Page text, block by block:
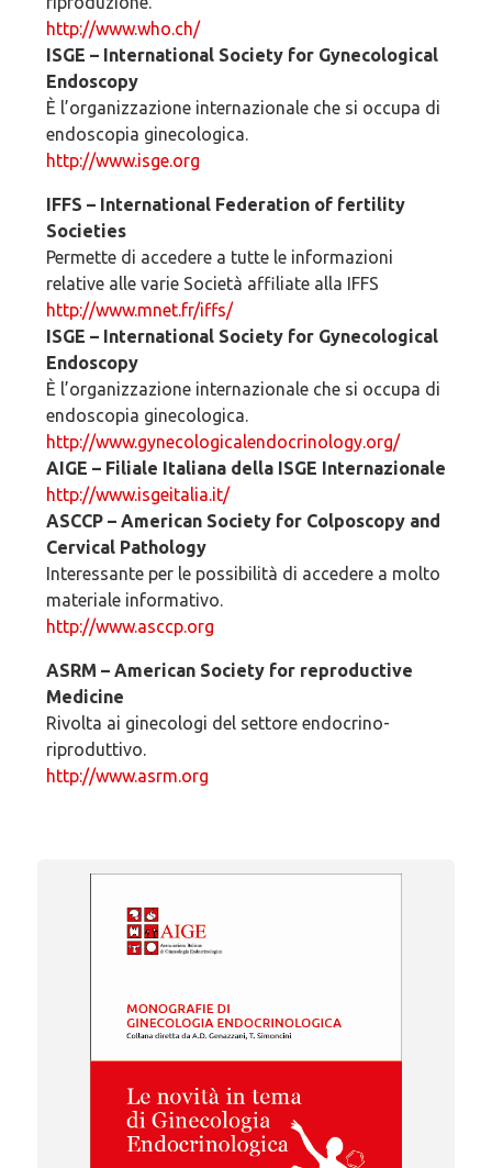
http://www.who.ch/
ISGE – International Society for Gynecological
Endoscopy
È l’organizzazione internazionale che si occupa di
endoscopia ginecologica.
http://www.isge.org
IFFS – International Federation of fertility
Societies
Permette di accedere a tutte le informazioni
relative alle varie Società affiliate alla IFFS
http://www.mnet.fr/iffs/
ISGE – International Society for Gynecological
Endoscopy
È l’organizzazione internazionale che si occupa di
endoscopia ginecologica.
http://www.gynecologicalendocrinology.org/
AIGE – Filiale Italiana della ISGE Internazionale
http://www.isgeitalia.it/
ASCCP – American Society for Colposcopy and
Cervical Pathology
Interessante per le possibilità di accedere a molto
materiale informativo.
http://www.asccp.org
ASRM – American Society for reproductive
Medicine
Rivolta ai ginecologi del settore endocrino-
riproduttivo.
http://www.asrm.org